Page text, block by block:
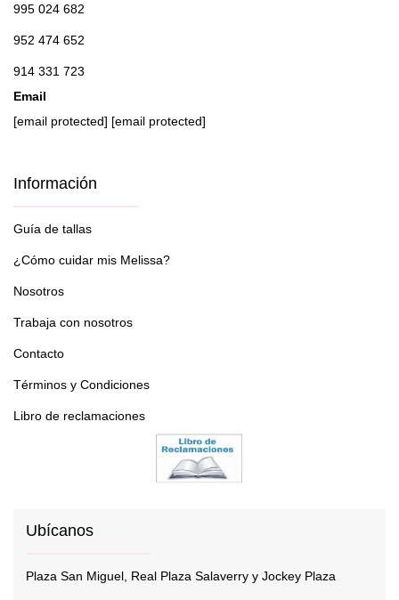
995 024 682
952 474 652
914 331 723
Email
[email protected] [email protected]
Información
Guía de tallas
¿Cómo cuidar mis Melissa?
Nosotros
Trabaja con nosotros
Contacto
Términos y Condiciones
Libro de reclamaciones
Ubícanos
Plaza San Miguel, Real Plaza Salaverry y Jockey Plaza